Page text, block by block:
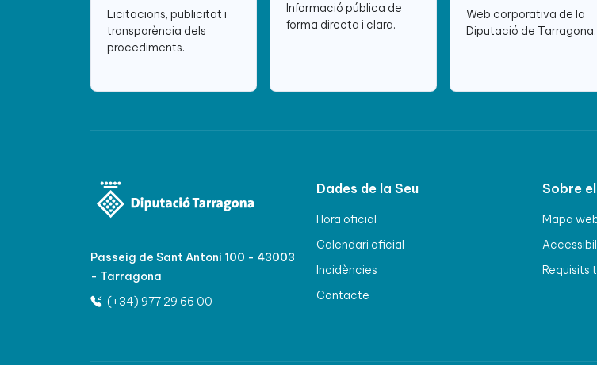
Licitacions, publicitat i
transparència dels
procediments.
Informació pública de
forma directa i clara.
Web corporativa de la
Diputació de Tarragona.
Passeig de Sant Antoni 100 - 43003
- Tarragona
(+34) 977 29 66 00
Dades de la Seu
Hora oficial
Calendari oficial
Incidències
Contacte
Sobre
Mapa
Requisits